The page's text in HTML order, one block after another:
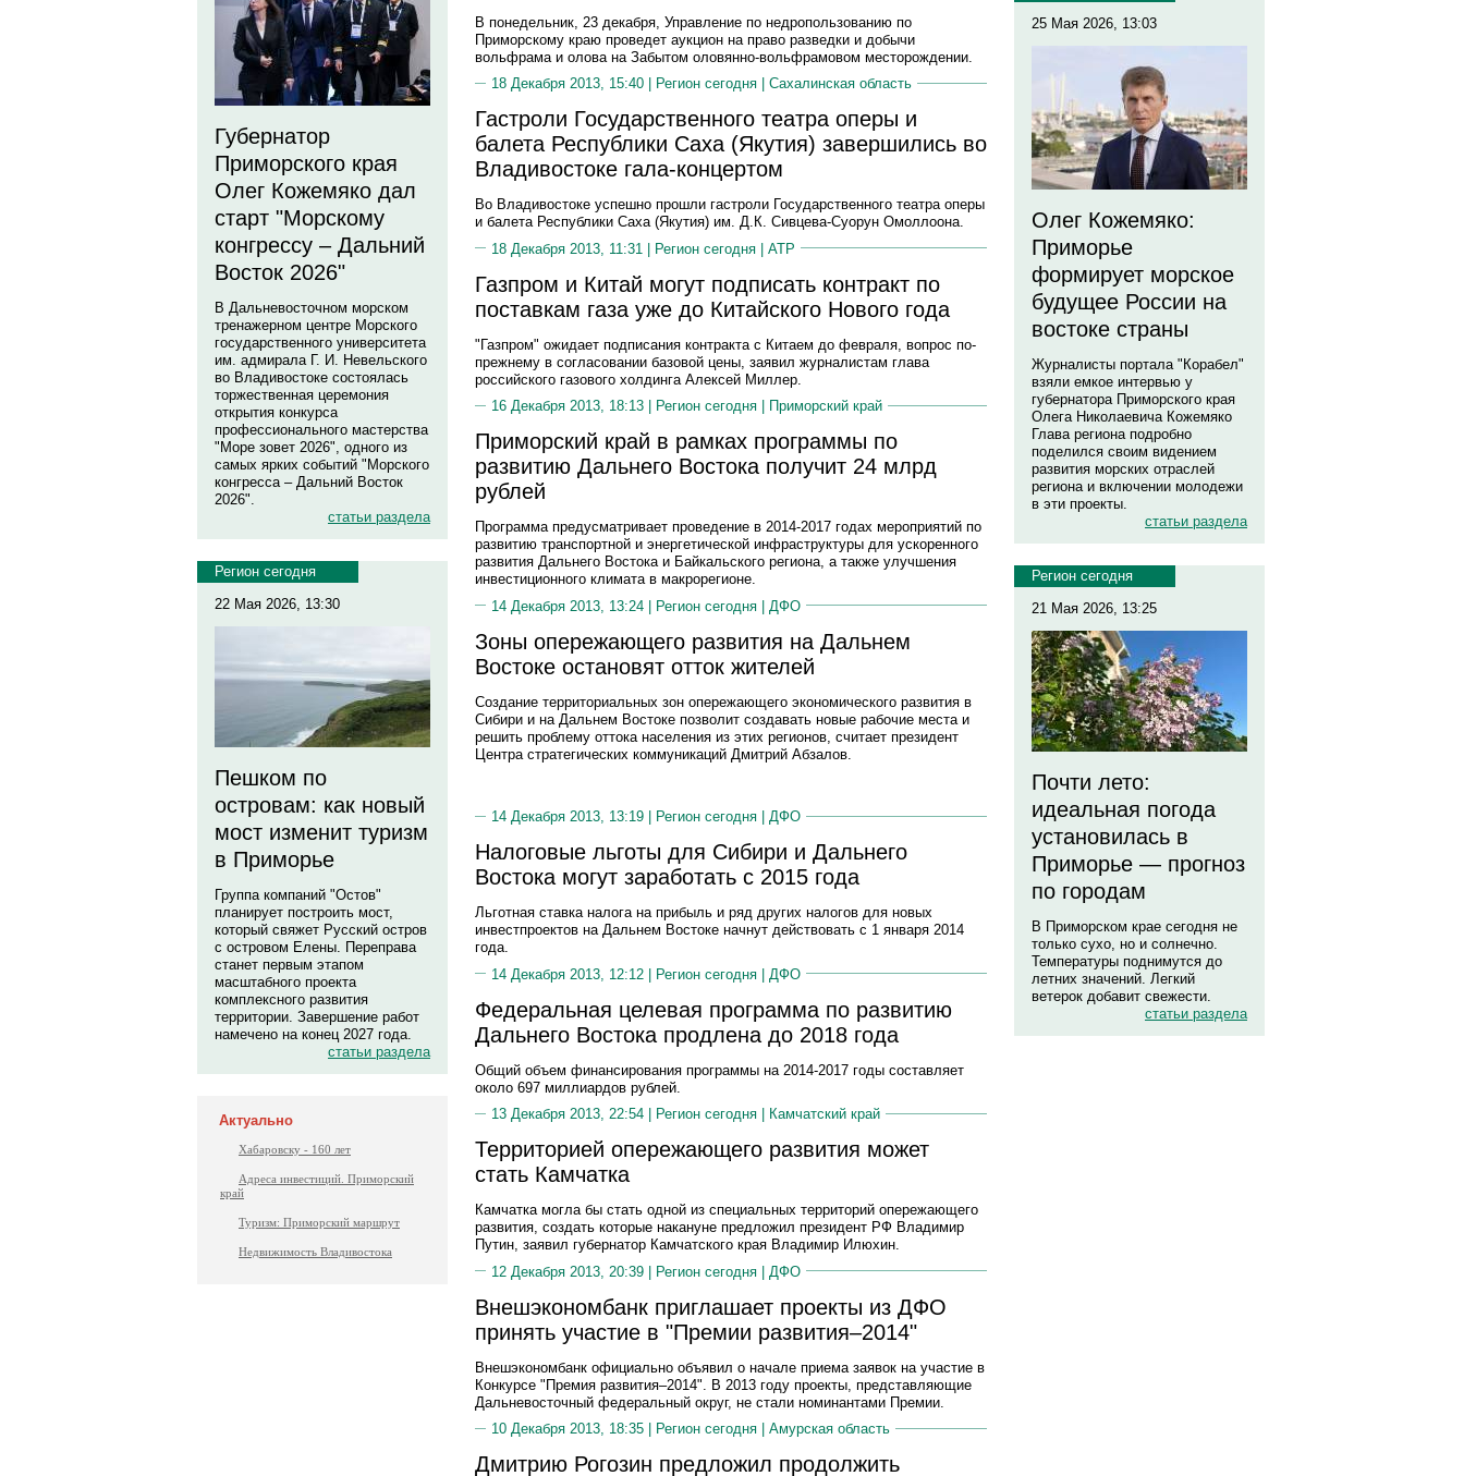
Губернатор
Приморского края
Олег Кожемяко дал
старт "Морскому
конгрессу – Дальний
Восток 2026"
В Дальневосточном морском
тренажерном центре Морского
государственного университета
им. адмирала Г. И. Невельского
во Владивостоке состоялась
торжественная церемония
открытия конкурса
профессионального мастерства
"Море зовет 2026", одного из
самых ярких событий "Морского
конгресса – Дальний Восток
2026".
статьи раздела
Регион сегодня
22 Мая 2026, 13:30
Пешком по
островам: как новый
мост изменит туризм
в Приморье
Группа компаний "Остов"
планирует построить мост,
который свяжет Русский остров
с островом Елены. Переправа
станет первым этапом
масштабного проекта
комплексного развития
территории. Завершение работ
намечено на конец 2027 года.
статьи раздела
Актуально
Хабаровску - 160 лет
Адреса инвестиций. Приморский
край
Туризм: Приморский маршрут
Недвижимость Владивостока
В понедельник, 23 декабря, Управление по недропользованию по
Приморскому краю проведет аукцион на право разведки и добычи
вольфрама и олова на Забытом оловянно-вольфрамовом месторождении.
18 Декабря 2013, 15:40 |
Регион сегодня Сахалинская область
Гастроли Государственного театра оперы и
балета Республики Саха (Якутия) завершились во
Владивостоке гала-концертом
Во Владивостоке успешно прошли гастроли Государственного театра оперы
и балета Республики Саха (Якутия) им. Д.К. Сивцева-Суорун Омоллоона.
18 Декабря 2013, 11:31 | Регион сегодня | АТР
Газпром и Китай могут подписать контракт по
поставкам газа уже до Китайского Нового года
"Газпром" ожидает подписания контракта с Китаем до февраля, вопрос по-
прежнему в согласовании базовой цены, заявил журналистам глава
российского газового холдинга Алексей Миллер.
16 Декабря 2013, 18:13 |
Регион сегодня Приморский край
Приморский край в рамках программы по
развитию Дальнего Востока получит 24 млрд
рублей
Программа предусматривает проведение в 2014-2017 годах мероприятий по
развитию транспортной и энергетической инфраструктуры для ускоренного
развития Дальнего Востока и Байкальского региона, а также улучшения
инвестиционного климата в макрорегионе.
14 Декабря 2013, 13:24 | Регион сегодня | ДФО
Зоны опережающего развития на Дальнем
Востоке остановят отток жителей
Создание территориальных зон опережающего экономического развития в
Сибири и на Дальнем Востоке позволит создавать новые рабочие места и
решить проблему оттока населения из этих регионов, считает президент
Центра стратегических коммуникаций Дмитрий Абзалов.
14 Декабря 2013, 13:19 | Регион сегодня ДФО
Налоговые льготы для Сибири и Дальнего
Востока могут заработать с 2015 года
Льготная ставка налога на прибыль и ряд других налогов для новых
инвестпроектов на Дальнем Востоке начнут действовать с 1 января 2014
года.
14 Декабря 2013, 12:12 | Регион сегодня | ДФО
Федеральная целевая программа по развитию
Дальнего Востока продлена до 2018 года
Общий объем финансирования программы на 2014-2017 годы составляет
около 697 миллиардов рублей.
13 Декабря 2013, 22:54 |
Регион сегодня Камчатский край
Территорией опережающего развития может
стать Камчатка
Камчатка могла бы стать одной из специальных территорий опережающего
развития, создать которые накануне предложил президент РФ Владимир
Путин, заявил губернатор Камчатского края Владимир Илюхин.
12 Декабря 2013, 20:39 | Регион сегодня | ДФО
Внешэкономбанк приглашает проекты из ДФО
принять участие в "Премии развития–2014"
Внешэкономбанк официально объявил о начале приема заявок на участие в
Конкурсе "Премия развития–2014". В 2013 году проекты, представляющие
Дальневосточный федеральный округ, не стали номинантами Премии.
10 Декабря 2013, 18:35 |
Регион сегодня Амурская область
Дмитрию Рогозин предложил продолжить
25 Мая 2026, 13:03
Олег Кожемяко:
Приморье
формирует морское
будущее России на
востоке страны
Журналисты портала "Корабел"
взяли емкое интервью у
губернатора Приморского края
Олега Николаевича Кожемяко
Глава региона подробно
поделился своим видением
развития морских отраслей
региона и включении молодежи
в эти проекты.
статьи раздела
Регион сегодня
21 Мая 2026, 13:25
Почти лето:
идеальная погода
установилась в
Приморье — прогноз
по городам
В Приморском крае сегодня не
только сухо, но и солнечно.
Температуры поднимутся до
летних значений. Легкий
ветерок добавит свежести.
статьи раздела